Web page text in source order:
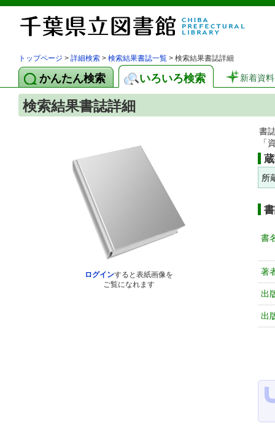
トップページ > 詳細検索 > 検索結果書誌一覧 > 検索結果書誌詳細
かんたん検索 いろいろ検索 新着資料
検索結果書誌詳細
ログインすると表紙画像を
ご覧になれます
書
「
所
書
著
出
出